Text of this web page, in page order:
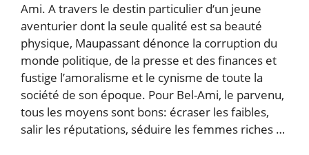
Ami. A travers le destin particulier d‘un jeune
aventurier dont la seule qualité est sa beauté
physique, Maupassant dénonce la corruption du
monde politique, de la presse et des finances et
fustige l’amoralisme et le cynisme de toute la
société de son époque. Pour Bel-Ami, le parvenu,
tous les moyens sont bons: écraser les faibles,
salir les réputations, séduire les femmes riches …